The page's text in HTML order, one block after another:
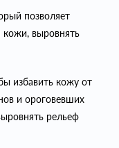
позволяет
кожи, выровнять
избавить кожу от
и ороговевших
рельеф